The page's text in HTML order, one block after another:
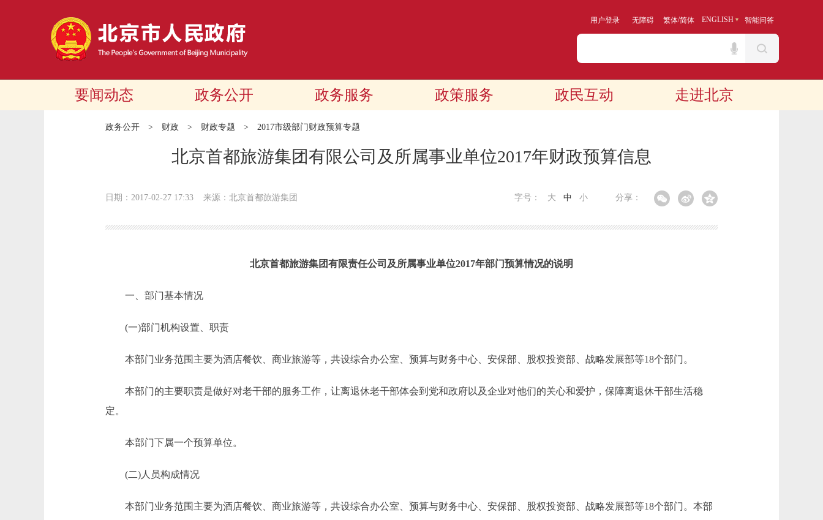
用户登录 无障碍 繁体/简体 ENGLISH 智能问答
要闻动态 政务公开 政务服务 政策服务 政民互动 走进北京
政务公开 > 财政 > 财政专题 > 2017市级部门财政预算专题
北京首都旅游集团有限公司及所属事业单位2017年财政预算信息
日期：2017-02-27 17:33 来源：北京首都旅游集团 分享：
字号： 大 中 小
北京首都旅游集团有限责任公司及所属事业单位2017年部门预算情况的说明
一、部门基本情况
(一)部门机构设置、职责
本部门业务范围主要为酒店餐饮、商业旅游等，共设综合办公室、预算与财务中心、安保部、股权投资部、战略发展部等18个部门。
本部门的主要职责是做好对老干部的服务工作，让离退休老干部体会到党和政府以及企业对他们的关心和爱护，保障离退休干部生活稳
定。
本部门下属一个预算单位。
(二)人员构成情况
本部门业务范围主要为酒店餐饮、商业旅游等，共设综合办公室、预算与财务中心、安保部、股权投资部、战略发展部等18个部门。本部